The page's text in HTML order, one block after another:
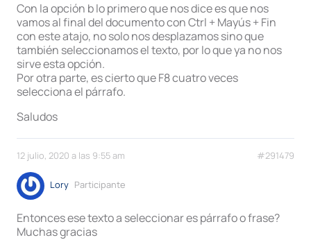
Con la opción b lo primero que nos dice es que nos
vamos al final del documento con Ctrl + Mayús + Fin
con este atajo, no solo nos desplazamos sino que
también seleccionamos el texto, por lo que ya no nos
sirve esta opción.
Por otra parte, es cierto que F8 cuatro veces
selecciona el párrafo.
Saludos
12 julio, 2020 a las 9:55 am #291479
Lory Participante
Entonces ese texto a seleccionar es párrafo o frase?
Muchas gracias